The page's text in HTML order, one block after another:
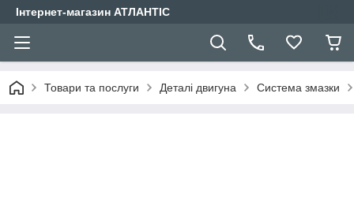
Інтернет-магазин АТЛАНТІС
Товари та послуги Деталі двигуна Система змазки